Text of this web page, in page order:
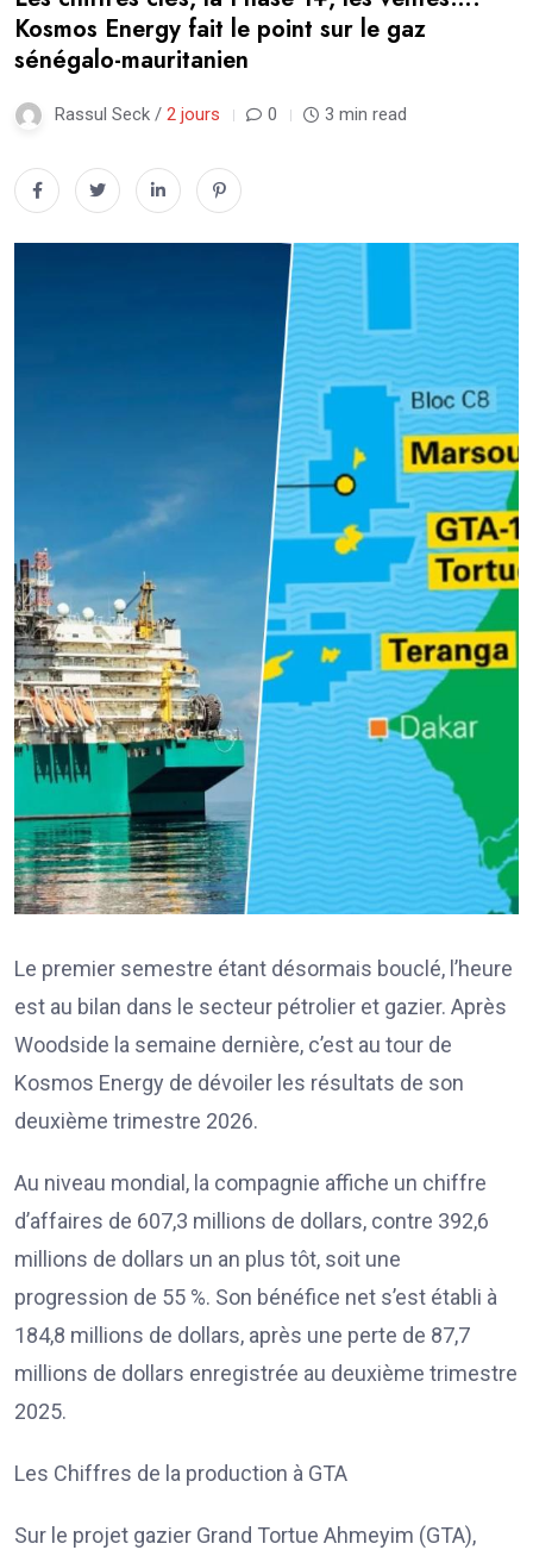
Kosmos Energy fait le point sur le gaz
sénégalo-mauritanien
Rassul Seck / 2 jours 0 3 min read
Le premier semestre étant désormais bouclé, l’heure
est au bilan dans le secteur pétrolier et gazier. Après
Woodside la semaine dernière, c’est au tour de
Kosmos Energy de dévoiler les résultats de son
deuxième trimestre 2026.
Au niveau mondial, la compagnie affiche un chiffre
d’affaires de 607,3 millions de dollars, contre 392,6
millions de dollars un an plus tôt, soit une
progression de 55 %. Son bénéfice net s’est établi à
184,8 millions de dollars, après une perte de 87,7
millions de dollars enregistrée au deuxième trimestre
2025.
Les Chiffres de la production à GTA
Sur le projet gazier Grand Tortue Ahmeyim (GTA),